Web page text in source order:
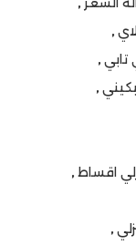
,
تابي ,
,
اقساط ,
,